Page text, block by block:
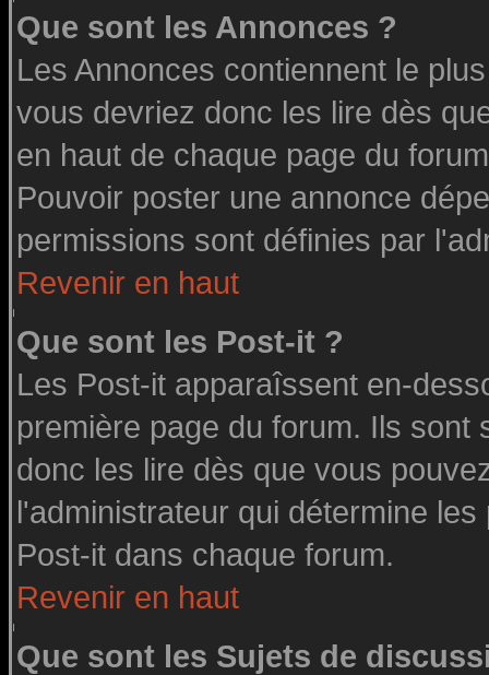
Que sont les Annonces ?
Les Annonces contiennent le
vous devriez donc les lire dès
en haut de chaque page du
Pouvoir poster une annonce
permissions sont définies par
Revenir en haut
Que sont les Post-it ?
Les Post-it apparaîssent en-
première page du forum. Ils
donc les lire dès que vous
l'administrateur qui détermine
Post-it dans chaque forum.
Revenir en haut
Que sont les Sujets de